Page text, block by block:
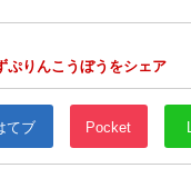
りんこうぼうをシェア
てブ Pocket